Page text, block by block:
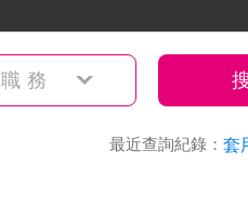
職務
最近查詢紀錄： 套